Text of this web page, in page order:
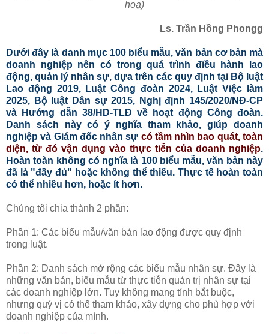
hoạ)
Ls. Trần Hồng Phongg
Dưới đây là danh mục 100 biểu mẫu, văn bản cơ bản mà
doanh nghiệp nên có trong quá trình điều hành lao
động, quản lý nhân sự, dựa trên các quy định tại Bộ luật
Lao động 2019, Luật Công đoàn 2024, Luật Việc làm
2025, Bộ luật Dân sự 2015, Nghị định 145/2020/NĐ-CP
và Hướng dẫn 38/HD-TLĐ về hoạt động Công đoàn.
Danh sách này có ý nghĩa tham khảo, giúp doanh
nghiệp và Giám đốc nhân sự có tầm nhìn bao quát, toàn
diện, từ đó vận dụng vào thực tiễn của doanh nghiệp.
Hoàn toàn không có nghĩa là 100 biểu mẫu, văn bản này
đã là "đầy đủ" hoặc không thể thiếu. Thực tế hoàn toàn
có thể nhiều hơn, hoặc ít hơn.
Chúng tôi chia thành 2 phần:
Phần 1: Các biểu mẫu/văn bản lao động được quy định
trong luật.
Phần 2: Danh sách mở rộng các biểu mẫu nhân sự. Đây là
những văn bản, biểu mẫu từ thực tiễn quản trị nhân sự tại
các doanh nghiệp lớn. Tuy không mang tính bắt buộc,
nhưng quý vị có thể tham khảo, xây dựng cho phù hợp với
doanh nghiệp của mình.